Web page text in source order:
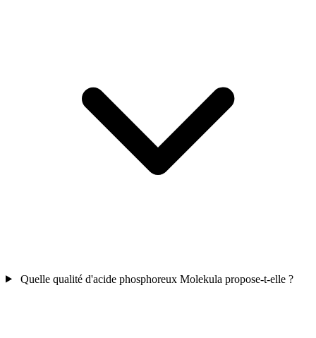
Quelle qualité d'acide phosphoreux Molekula propose-t-elle ?